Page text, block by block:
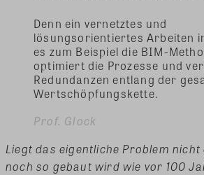
Denn ein vernetztes und
lösungsorientiertes Arbeiten
es zum Beispiel die BIM-
optimiert die Prozesse und
Redundanzen entlang der
Wertschöpfungskette.
Prof. Glock
Liegt das eigentliche Problem
noch so gebaut wird wie vor 100